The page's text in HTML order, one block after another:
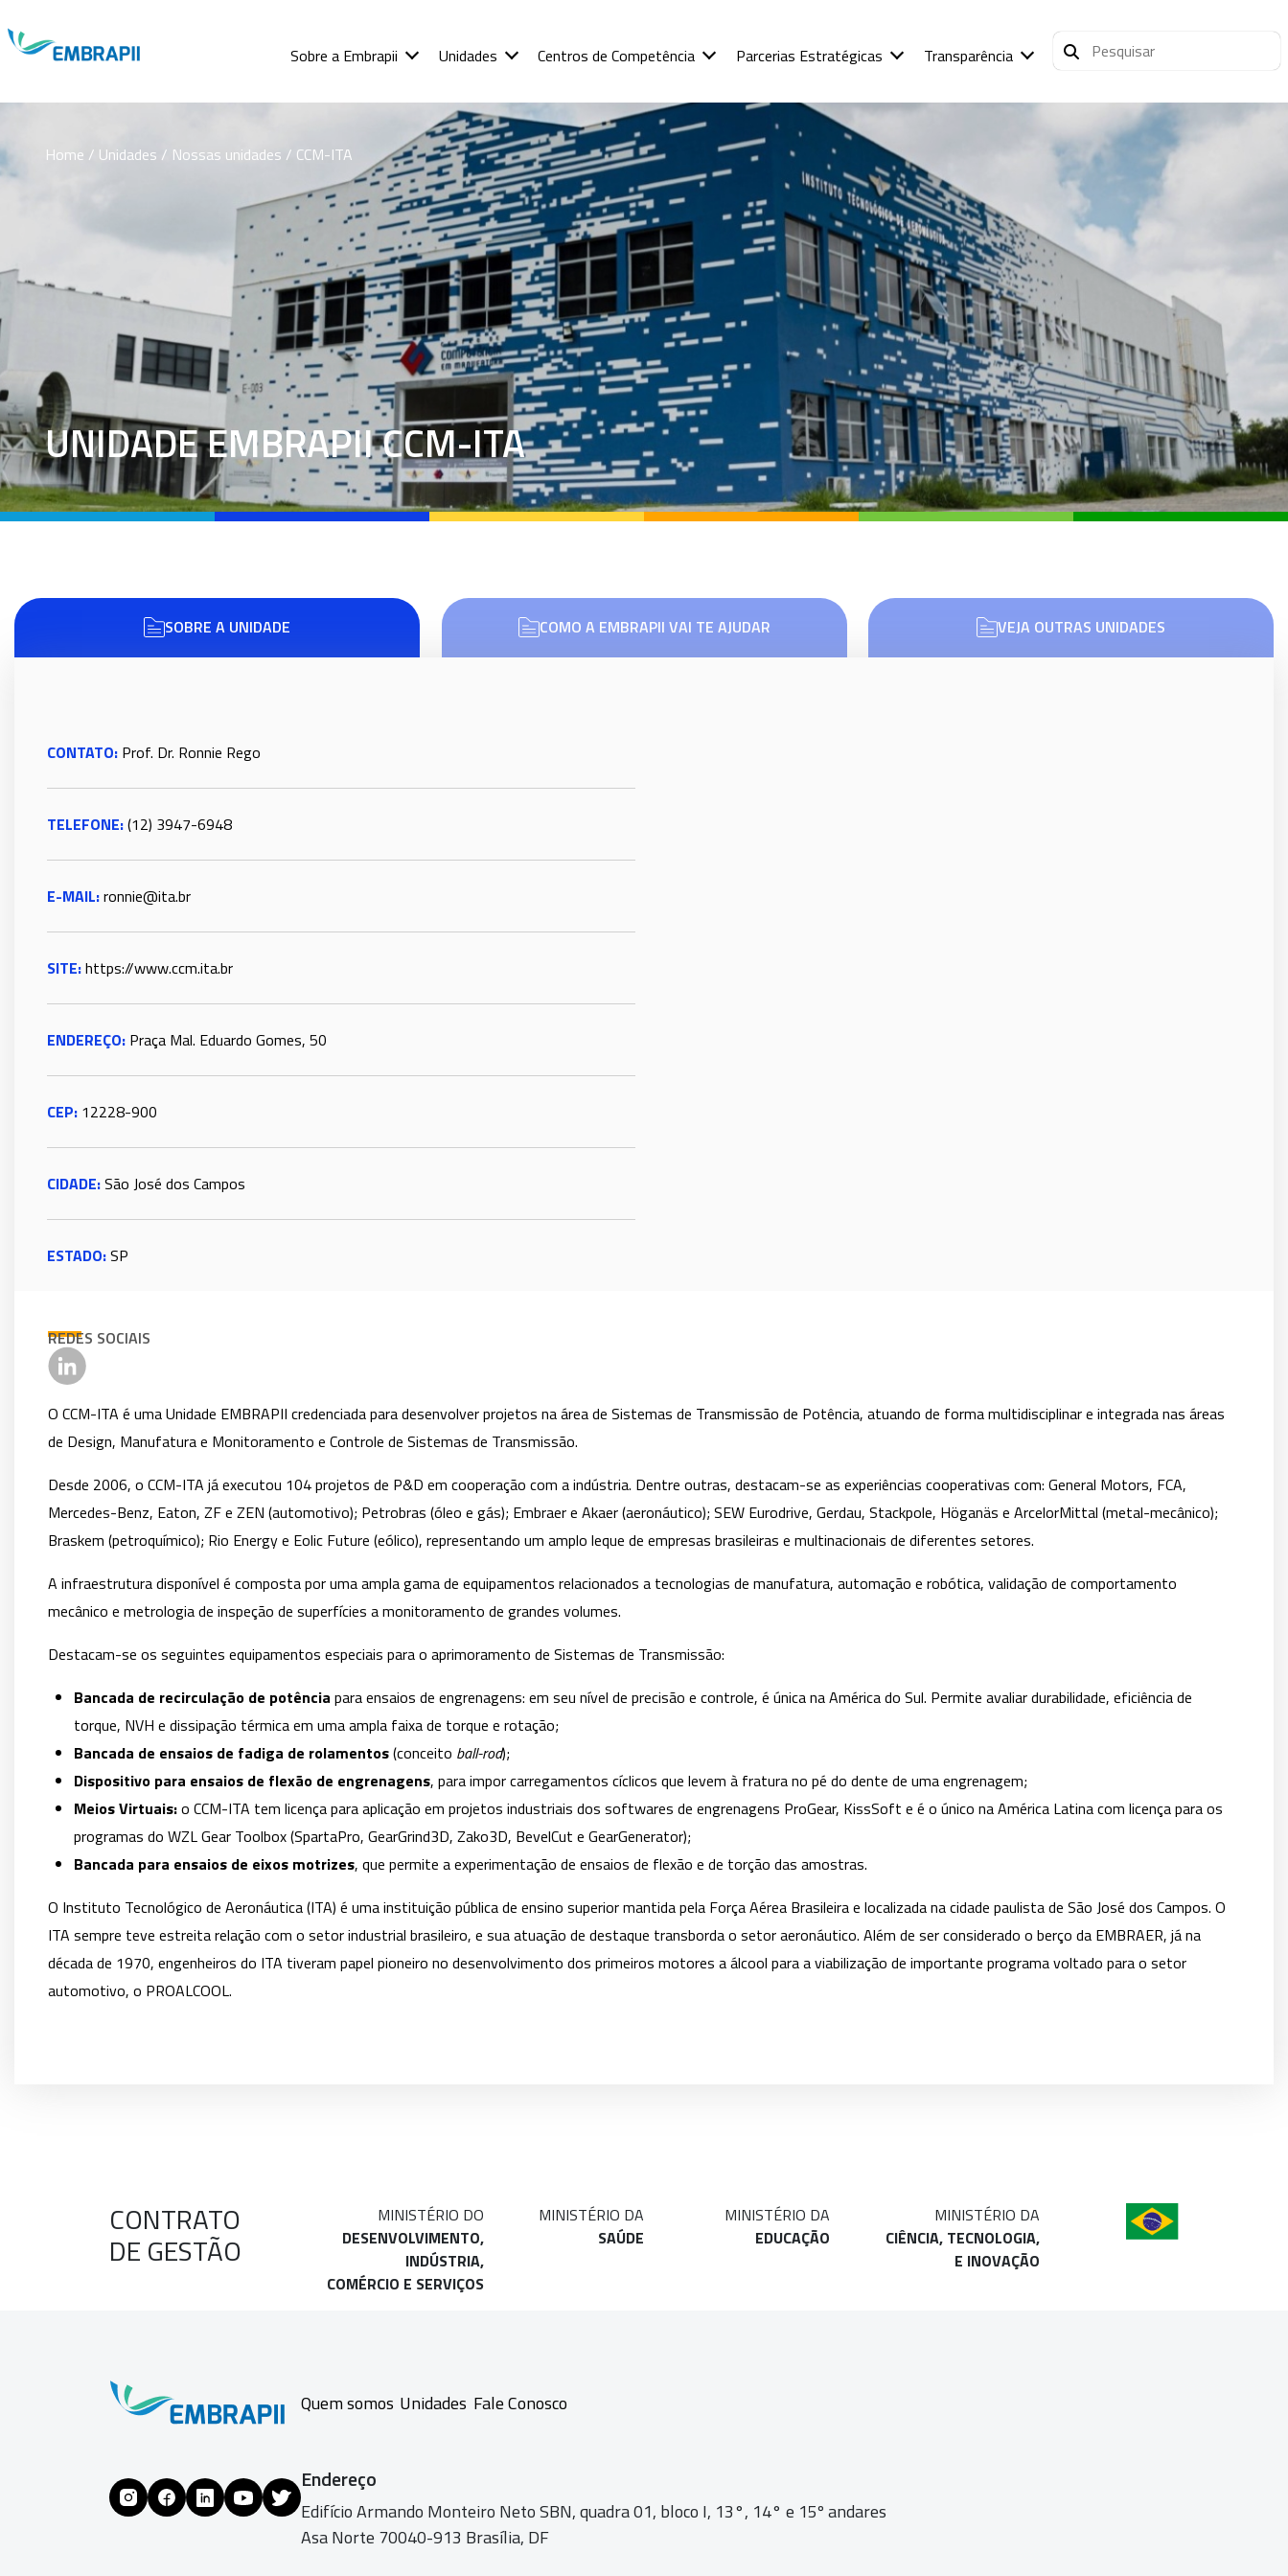
Sobre a Embrapii Unidades Centros de Competência Parcerias Estratégicas Transparência
Home / Unidades / Nossas unidades / CCM-ITA
UNIDADE EMBRAPII CCM-ITA
SOBRE A UNIDADE COMO A EMBRAPII VAI TE AJUDAR VEJA OUTRAS UNIDADES
CONTATO: Prof. Dr. Ronnie Rego
TELEFONE:(12) 3947-6948
E-MAIL:ronnie@ita.br
SITE:https://www.ccm.ita.br
ENDEREÇO: Praça Mal. Eduardo Gomes, 50
CEP: 12228-900
CIDADE:São José dos Campos
ESTADO:SP
REDES SOCIAIS
O CCM-ITA é uma Unidade EMBRAPII credenciada para desenvolver projetos na área de Sistemas de Transmissão de Potência, atuando de forma multidisciplinar e integrada nas áreas
de Design, Manufatura e Monitoramento e Controle de Sistemas de Transmissão.
Desde 2006, o CCM-ITA já executou 104 projetos de P&D em cooperação com a indústria. Dentre outras, destacam-se as experiências cooperativas com: General Motors, FCA,
Mercedes-Benz, Eaton, ZF e ZEN (automotivo); Petrobras (óleo e gás); Embraer e Akaer (aeronáutico); SEW Eurodrive, Gerdau, Stackpole, Höganäs e ArcelorMittal (metal-mecânico);
Braskem (petroquímico); Rio Energy e Eolic Future (eólico), representando um amplo leque de empresas brasileiras e multinacionais de diferentes setores.
A infraestrutura disponível é composta por uma ampla gama de equipamentos relacionados a tecnologias de manufatura, automação e robótica, validação de comportamento
mecânico e metrologia de inspeção de superfícies a monitoramento de grandes volumes.
Destacam-se os seguintes equipamentos especiais para o aprimoramento de Sistemas de Transmissão:
Bancada de recirculação de potência para ensaios de engrenagens: em seu nível de precisão e controle, é única na América do Sul. Permite avaliar durabilidade, eficiência de
torque, NVH e dissipação térmica em uma ampla faixa de torque e rotação;
Bancada de ensaios de fadiga de rolamentos(conceito ball-rod);
Dispositivo para ensaios de flexão de engrenagens, para impor carregamentos cíclicos que levem à fratura no pé do dente de uma engrenagem;
Meios Virtuais:o CCM-ITA tem licença para aplicação em projetos industriais dos softwares de engrenagens ProGear, KissSoft e é o único na América Latina com licença para os
programas do WZL Gear Toolbox (SpartaPro, GearGrind3D, Zako3D, BevelCut e GearGenerator);
Bancada para ensaios de eixos motrizes, que permite a experimentação de ensaios de flexão e de torção das amostras.
O Instituto Tecnológico de Aeronáutica (ITA) é uma instituição pública de ensino superior mantida pela Força Aérea Brasileira e localizada na cidade paulista de São José dos Campos. O
ITA sempre teve estreita relação com o setor industrial brasileiro, e sua atuação de destaque transborda o setor aeronáutico. Além de ser considerado o berço da EMBRAER, já na
década de 1970, engenheiros do ITA tiveram papel pioneiro no desenvolvimento dos primeiros motores a álcool para a viabilização de importante programa voltado para o setor
automotivo, o PROALCOOL.
CONTRATO
DE GESTÃO
MINISTÉRIO DO
DESENVOLVIMENTO,
INDÚSTRIA,
COMÉRCIO E SERVIÇOS
MINISTÉRIO DA
SAÚDE
MINISTÉRIO DA
EDUCAÇÃO
MINISTÉRIO DA
CIÊNCIA, TECNOLOGIA,
E INOVAÇÃO
Quem somos Unidades Fale Conosco
Endereço
Edifício Armando Monteiro Neto SBN, quadra 01, bloco I, 13°, 14° e 15º andares
Asa Norte 70040-913 Brasília, DF